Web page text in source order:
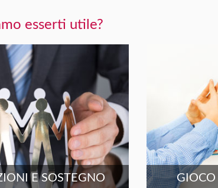
esserti utile?
E SOSTEGNO GIOCO